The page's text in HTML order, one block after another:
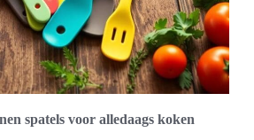
spatels voor alledaags koken